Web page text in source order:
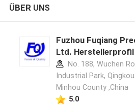
ÜBER UNS
Fuzhou Fuqiang
Ltd. Herstellerprofil
No. 188, Wuchen
Industrial Park,
Minhou County ,China
5.0